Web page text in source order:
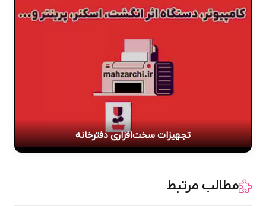
تجهیزات سخت‌افزاری دفترخانه
مطالب مرتبط